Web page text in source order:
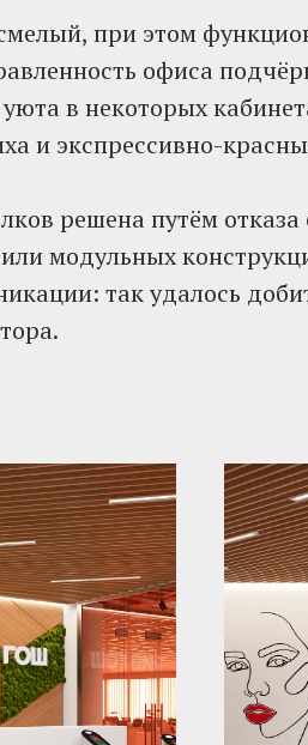
при этом
офиса
в некоторых
и экспрессивно-
решена путём
модульных
так удалось